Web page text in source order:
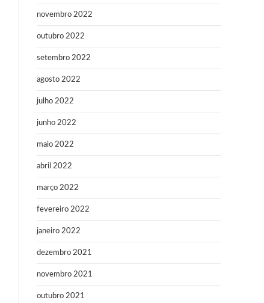
novembro 2022
outubro 2022
setembro 2022
agosto 2022
julho 2022
junho 2022
maio 2022
abril 2022
março 2022
fevereiro 2022
janeiro 2022
dezembro 2021
novembro 2021
outubro 2021